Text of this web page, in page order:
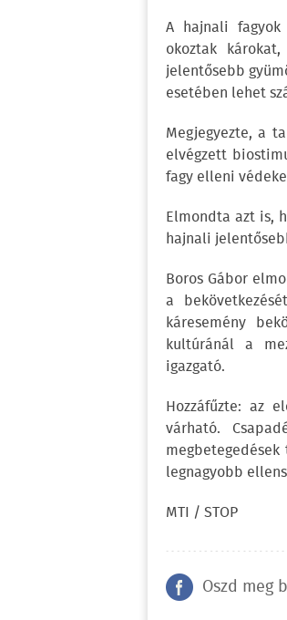
A hajnali
okoztak
jelentősebb
esetében lehet
Megjegyezte, a
elvégzett
fagy elleni
Elmondta azt is,
hajnali
Boros Gábor
a
káresemény
kultúránál a
igazgató.
Hozzáfűzte: az
várható.
legnagyobb
MTI / STOP
Oszd meg